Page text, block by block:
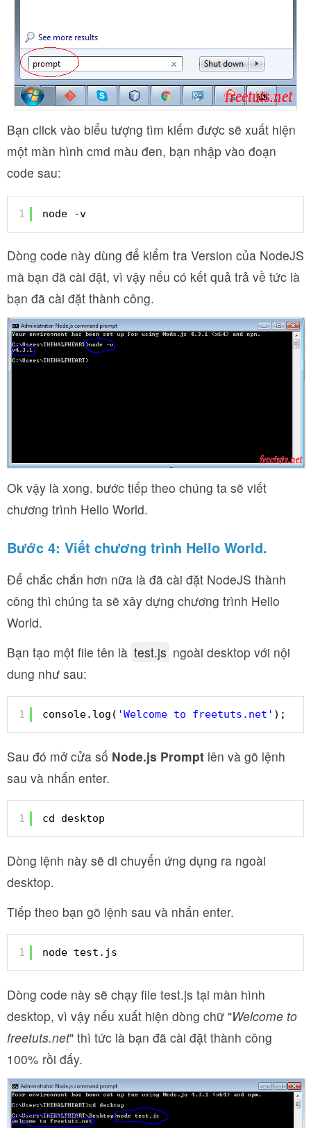
Bạn click vào biểu tượng tìm kiếm được sẽ xuất hiện
một màn hình cmd màu đen, bạn nhập vào đoạn
code sau:
1 node -v
Dòng code này dùng để kiểm tra Version của NodeJS
mà bạn đã cài đặt, vì vậy nếu có kết quả trả về tức là
bạn đã cài đặt thành công.
Ok vậy là xong. bước tiếp theo chúng ta sẽ viết
chương trình Hello World.
Bước 4: Viết chương trình Hello World.
Để chắc chắn hơn nữa là đã cài đặt NodeJS thành
công thì chúng ta sẽ xây dựng chương trình Hello
World.
Bạn tạo một file tên là test.js ngoài desktop với nội
dung như sau:
1 console.log( 'Welcome to freetuts.net' );
Sau đó mở cửa số Node.js Prompt lên và gõ lệnh
sau và nhấn enter.
1 cd desktop
Dòng lệnh này sẽ di chuyển ứng dụng ra ngoài
desktop.
Tiếp theo bạn gõ lệnh sau và nhấn enter.
1 node test.js
Dòng code này sẽ chạy file test.js tại màn hình
desktop, vì vậy nếu xuất hiện dòng chữ "Welcome to
freetuts.net" thì tức là bạn đã cài đặt thành công
100% rồi đấy.